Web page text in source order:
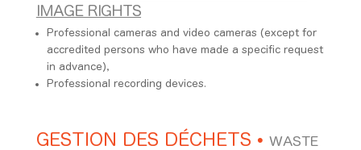
IMAGE RIGHTS
Professional cameras and video cameras (except for
accredited persons who have made a specific request
in advance),
Professional recording devices.
GESTION DES DÉCHETS • WASTE